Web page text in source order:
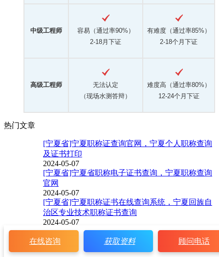
中级工程师
容易（通过率90%）
2-18月下证
有难度（通过率85%）
2-18个月下证
高级工程师
无法认定
（现场水测答辩）
难度高（通过率80%）
12-24个月下证
热门文章
[宁夏省]宁夏职称证查询官网，宁夏个人职称查询
及证书打印
2024-05-07
[宁夏省]宁夏省职称电子证书查询，宁夏职称查询
官网
2024-05-07
[宁夏省]宁夏职称证书在线查询系统，宁夏回族自
治区专业技术职称证书查询
2024-05-07
[宁夏省]宁夏个人职称评审系统入口查询官网，宁
夏个人职称查询及证书打印
2024-07-04
在线咨询 获取资料 顾问电话